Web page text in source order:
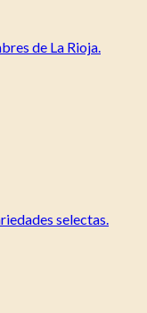
de La Rioja.
selectas.